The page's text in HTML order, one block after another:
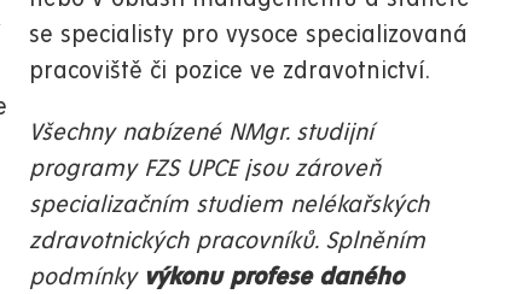
se specialisty pro vysoce specializovaná
pracoviště či pozice ve zdravotnictví.
Všechny nabízené NMgr. studijní
programy FZS UPCE jsou zároveň
specializačním studiem nelékařských
zdravotnických pracovníků. Splněním
podmínky výkonu profese daného